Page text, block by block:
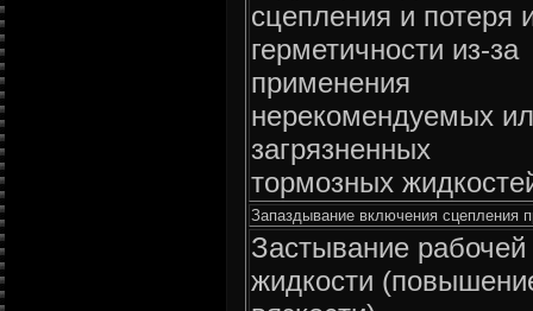
сцепления и потеря
герметичности из-за
применения
нерекомендуемых
загрязненных
тормозных
Запаздывание включения сцепления
Застывание рабочей
жидкости